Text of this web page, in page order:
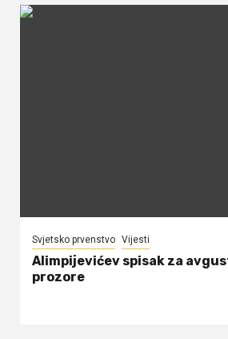
Svjetsko prvenstvo Vijesti
Alimpijevićev spisak za
prozore